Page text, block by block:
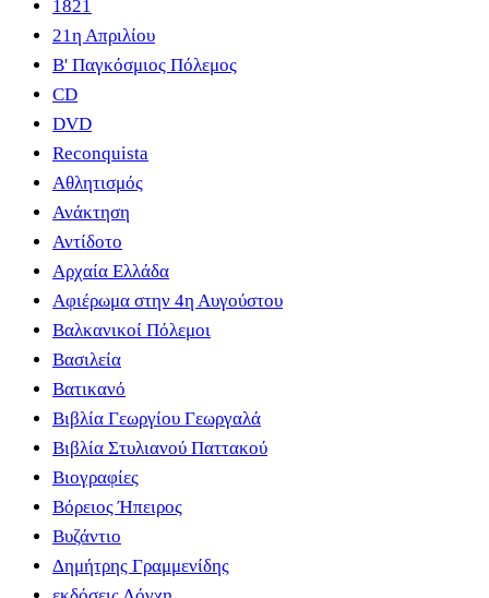
1821
21η Απριλίου
B' Παγκόσμιος Πόλεμος
CD
DVD
Reconquista
Αθλητισμός
Ανάκτηση
Αντίδοτο
Αρχαία Ελλάδα
Αφιέρωμα στην 4η Αυγούστου
Βαλκανικοί Πόλεμοι
Βασιλεία
Βατικανό
Βιβλία Γεωργίου Γεωργαλά
Βιβλία Στυλιανού Παττακού
Βιογραφίες
Βόρειος Ήπειρος
Βυζάντιο
Δημήτρης Γραμμενίδης